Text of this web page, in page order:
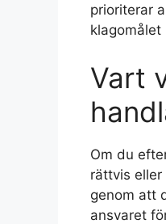
prioriterar
klagomålet
Vart
Om du
rättvis
genom att
ansvaret